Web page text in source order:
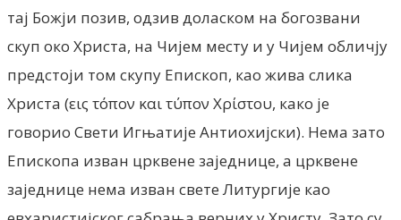
тај Божји позив, одзив доласком на богозвани
скуп око Христа, на Чијем месту и у Чијем обличју
предстоји том скупу Епископ, као жива слика
Христа (εις τόπον και τύπον Χρίστου, како je
говорио Свети Игњатије Антиохијски). Нема зато
Епископа изван црквене заједнице, а црквене
заједнице нема изван свете Литургије као